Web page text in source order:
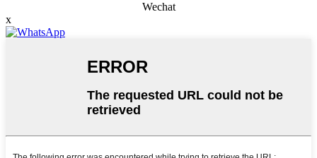
Wechat
x